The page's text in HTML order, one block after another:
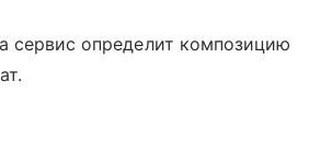
сервис определит композицию